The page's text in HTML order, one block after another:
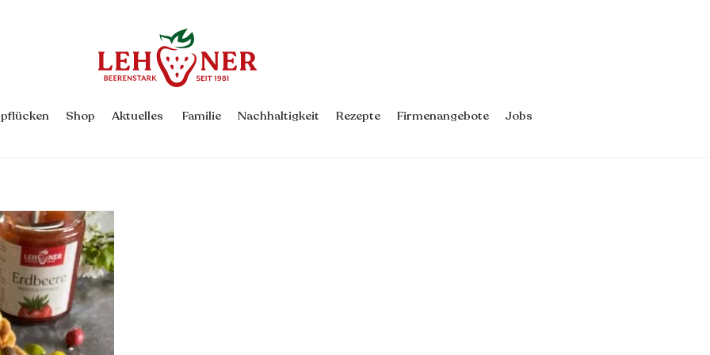
Shop Aktuelles Familie Nachhaltigkeit Rezepte Firmenangebote Jobs
To
Top